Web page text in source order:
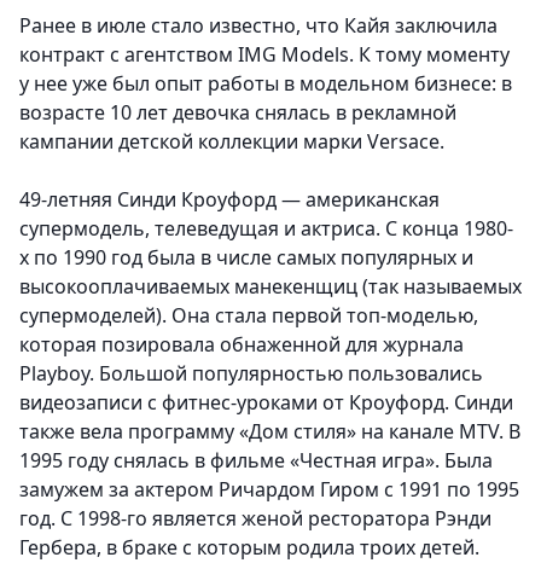
Ранее в июле стало известно, что Кайя заключила
контракт с агентством IMG Models. К тому моменту
у нее уже был опыт работы в модельном бизнесе: в
возрасте 10 лет девочка снялась в рекламной
кампании детской коллекции марки Versace.
49-летняя Синди Кроуфорд — американская
супермодель, телеведущая и актриса. С конца 1980-
х по 1990 год была в числе самых популярных и
высокооплачиваемых манекенщиц (так называемых
супермоделей). Она стала первой топ-моделью,
которая позировала обнаженной для журнала
Playboy. Большой популярностью пользовались
видеозаписи с фитнес-уроками от Кроуфорд. Синди
также вела программу «Дом стиля» на канале MTV. В
1995 году снялась в фильме «Честная игра». Была
замужем за актером Ричардом Гиром с 1991 по 1995
год. С 1998-го является женой ресторатора Рэнди
Гербера, в браке с которым родила троих детей.